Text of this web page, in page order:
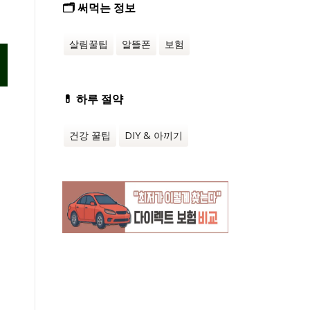
🗂️ 써먹는 정보
살림꿀팁 알뜰폰 보험
💊 하루 절약
건강 꿀팁 DIY & 아끼기